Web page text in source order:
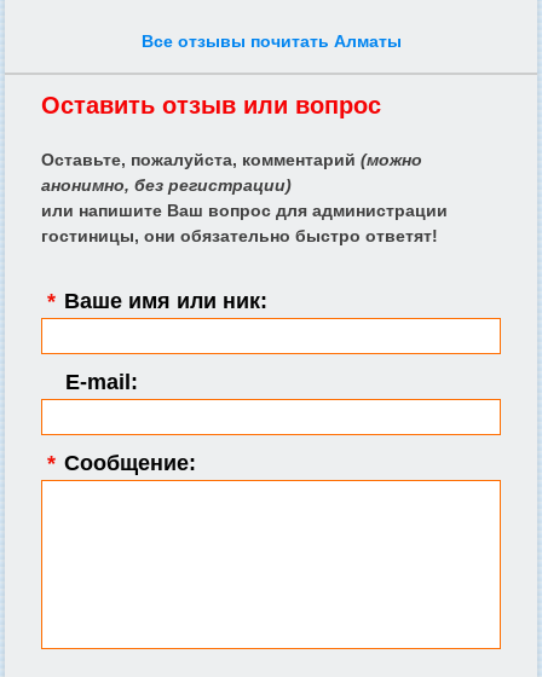
Все отзывы почитать Алматы
Оставить отзыв или вопрос
Оставьте, пожалуйста, комментарий (можно
анонимно, без регистрации)
или напишите Ваш вопрос для администрации
гостиницы, они обязательно быстро ответят!
* Ваше имя или ник:
E-mail:
* Сообщение: